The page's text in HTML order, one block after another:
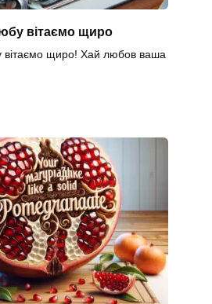
вітаємо щиро
щиро! Хай любов ваша